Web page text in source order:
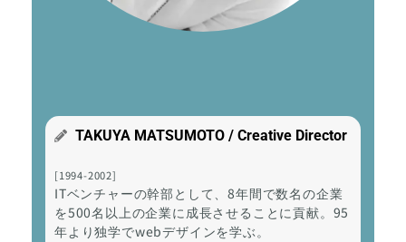
TAKUYA MATSUMOTO / Creative Director
[1994-2002]
ITベンチャーの幹部として、8年間で数名の企業
を500名以上の企業に成長させることに貢献。95
年より独学でwebデザインを学ぶ。